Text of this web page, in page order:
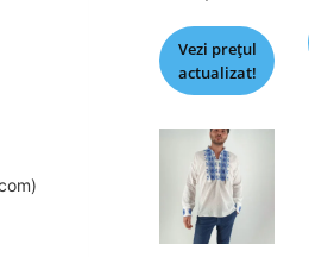
Vezi prețul
actualizat!